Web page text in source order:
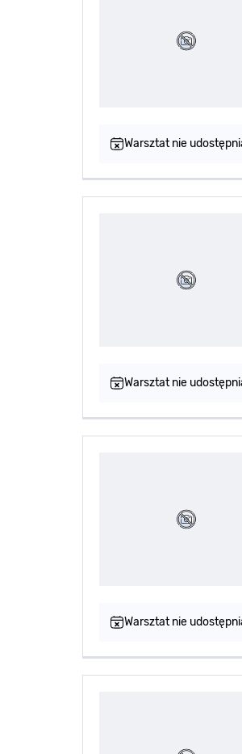
Warsztat nie
Warsztat nie
Warsztat nie